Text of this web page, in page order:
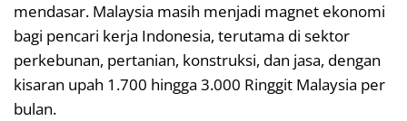
mendasar. Malaysia masih menjadi magnet ekonomi
bagi pencari kerja Indonesia, terutama di sektor
perkebunan, pertanian, konstruksi, dan jasa, dengan
kisaran upah 1.700 hingga 3.000 Ringgit Malaysia per
bulan.